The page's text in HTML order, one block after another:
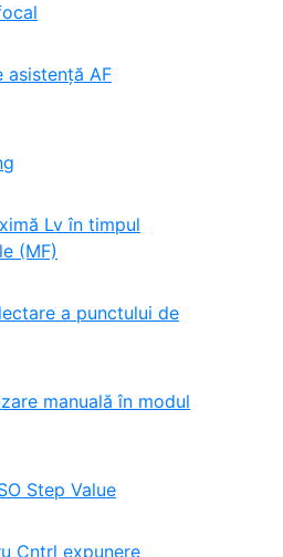
asistență AF
Lv în timpul
(MF)
a punctului de
manuală în modul
Step Value
Cntrl expunere